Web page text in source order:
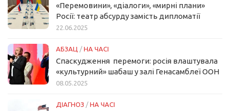
«Перемовини», «діалоги», «мирні плани»
Росії: театр абсурду замість дипломатії
22.06.2025
АБЗАЦ / НА ЧАСІ
Спаскудження перемоги: росія влаштувала
«культурний» шабаш у залі Генасамблеї ООН
08.05.2025
ДІАГНОЗ / НА ЧАСІ